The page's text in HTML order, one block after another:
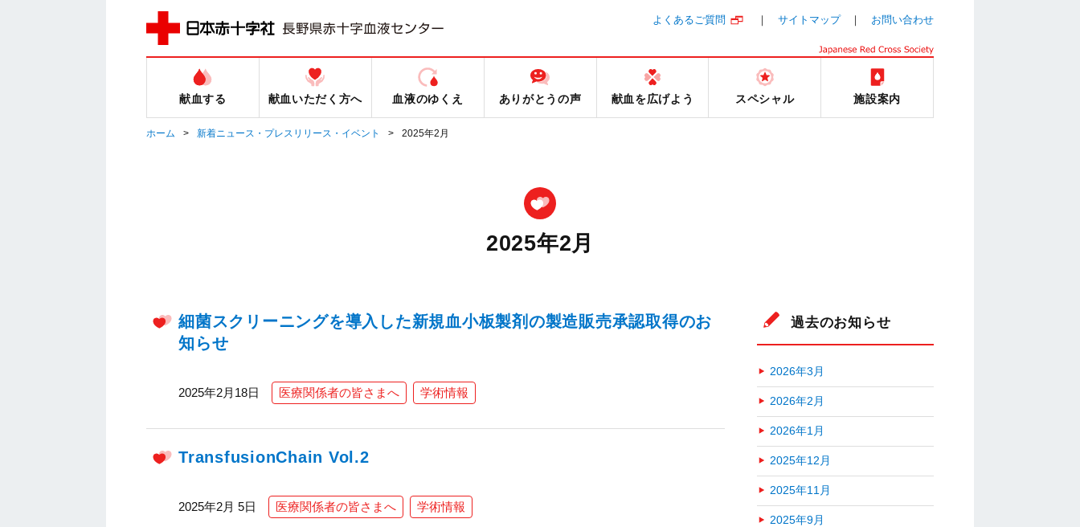
よくあるご質問 サイトマップ お問い合わせ
献血する 献血いただく方へ 血液のゆくえ ありがとうの声 献血を広げよう スペシャル 施設案内
ホーム 新着ニュース・プレスリリース・イベント 2025年2月
2025年2月
細菌スクリーニングを導入した新規血小板製剤の製造販売承認取得のお
知らせ
2025年2月18日 医療関係者の皆さまへ 学術情報
TransfusionChain Vol.2
2025年2月 5日 医療関係者の皆さまへ 学術情報
過去のお知らせ
2026年3月
2026年2月
2026年1月
2025年12月
2025年11月
2025年9月